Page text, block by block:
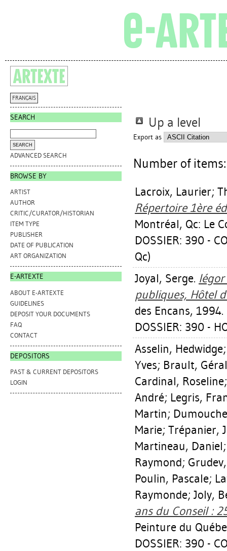
FRANÇAIS
SEARCH
ADVANCED SEARCH
BROWSE BY
ARTIST
AUTHOR
CRITIC/CURATOR/HISTORIAN
ITEM TYPE
PUBLISHER
DATE OF PUBLICATION
ART ORGANIZATION
E-ARTEXTE
ABOUT E-ARTEXTE
GUIDELINES
DEPOSIT YOUR DOCUMENTS
FAQ
CONTACT
DEPOSITORS
PAST & CURRENT DEPOSITORS
LOGIN
Up a level
Export as
Number of
Lacroix, Laurier;
Répertoire 1ère
Montréal, Qc: Le
DOSSIER: 390 -
Qc)
Joyal, Serge.
publiques, Hôtel
des Encans, 1994.
DOSSIER: 390 -
Asselin, Hedwidge
Yves; Brault,
Cardinal, Roseline
André; Legris,
Martin;
Marie; Trépanier,
Martineau, Daniel
Raymond;
Poulin, Pascale;
Raymonde; Joly,
ans du Conseil :
Peinture du
DOSSIER: 390 -